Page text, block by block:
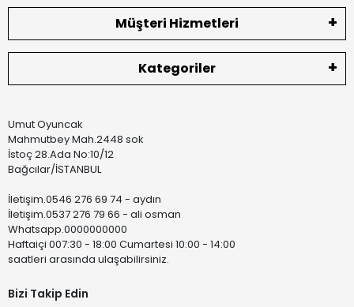
Müşteri Hizmetleri
Kategoriler
Umut Oyuncak
Mahmutbey Mah.2448 sok
İstoç 28.Ada No:10/12
Bağcılar/İSTANBUL
İletişim.0546 276 69 74 - aydın
İletişim.0537 276 79 66 - ali osman
Whatsapp.0000000000
Haftaiçi 007:30 - 18:00 Cumartesi 10:00 - 14:00
saatleri arasında ulaşabilirsiniz.
Bizi Takip Edin